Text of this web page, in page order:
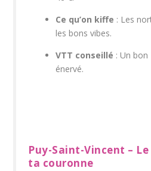
Ce qu’on kiffe : Les
les bons vibes.
VTT conseillé : Un
énervé.
Puy-Saint-Vincent –
ta couronne